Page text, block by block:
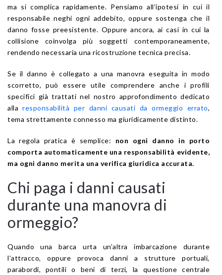
ma si complica rapidamente. Pensiamo all’ipotesi in cui il
responsabile neghi ogni addebito, oppure sostenga che il
danno fosse preesistente. Oppure ancora, ai casi in cui la
collisione coinvolga più soggetti contemporaneamente,
rendendo necessaria una ricostruzione tecnica precisa.
Se il danno è collegato a una manovra eseguita in modo
scorretto, può essere utile comprendere anche i profili
specifici già trattati nel nostro approfondimento dedicato
allaresponsabilità per danni causati da ormeggio errato,
tema strettamente connesso ma giuridicamente distinto.
La regola pratica è semplice: non ogni danno in porto
comporta automaticamente una responsabilità evidente,
ma ogni danno merita una verifica giuridica accurata.
Chi paga i danni causati
durante una manovra di
ormeggio?
Quando una barca urta un’altra imbarcazione durante
l’attracco, oppure provoca danni a strutture portuali,
parabordi, pontili o beni di terzi, la questione centrale